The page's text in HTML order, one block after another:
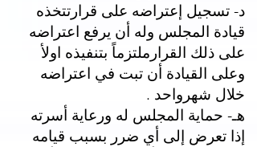
د- تسجيل إعتراضه على قرارتتخذه
قيادة المجلس وله أن يرفع اعتراضه
على ذلك القرارملتزماً بتنفيذه اولأ
وعلى القيادة أن تبت في اعتراضه
خلال شهرواحد .
هـ- حماية المجلس له ورعاية أسرته
إذا تعرض إلى أي ضرر بسبب قيامه